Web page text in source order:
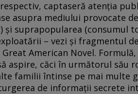
captaseră atenţia
asupra mediului provocate
şi suprapopularea (consumul
– vezi şi fragmentul
American Novel.
aspire, căci în următorul său
familii întinse pe mai multe
de informaţii secrete